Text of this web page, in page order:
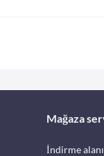
Mağaza
İndirme alanı